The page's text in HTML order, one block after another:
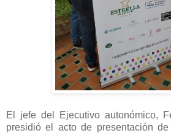
El jefe del Ejecutivo autonómico,
presidió el acto de presentación de